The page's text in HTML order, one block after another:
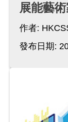
展能藝
作者:
發布日期: